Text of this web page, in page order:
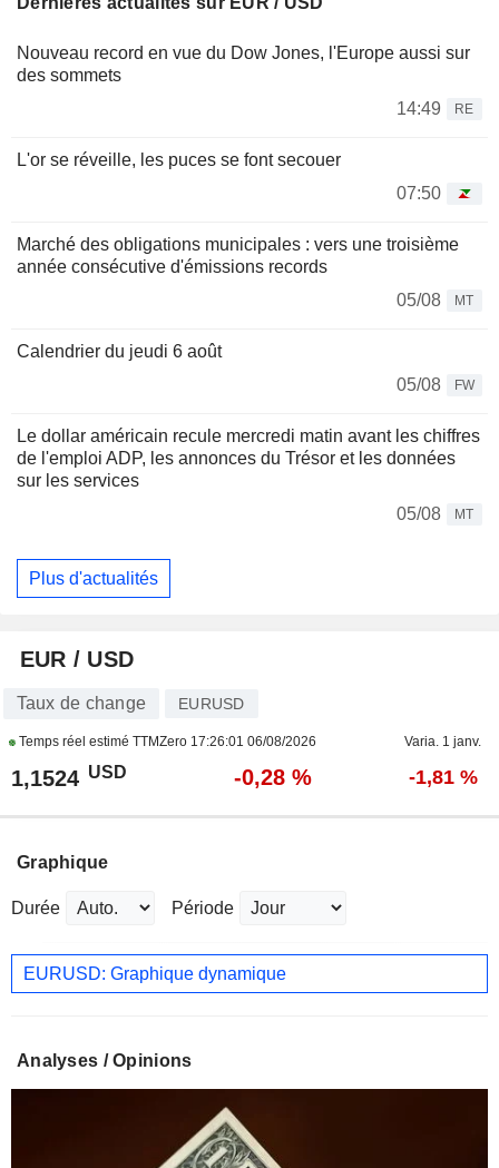
Nouveau record en vue du Dow Jones, l'Europe aussi sur
des sommets
14:49
RE
L'or se réveille, les puces se font secouer
07:50
Marché des obligations municipales : vers une troisième
année consécutive d'émissions records
05/08
MT
Calendrier du jeudi 6 août
05/08
FW
Le dollar américain recule mercredi matin avant les chiffres
de l'emploi ADP, les annonces du Trésor et les données
sur les services
05/08
MT
Plus d'actualités
EUR / USD
Taux de change EURUSD
Temps réel estimé TTMZero 17:26:01 06/08/2026 Varia. 1 janv.
1,1524 USD -0,28 % -1,81 %
Graphique
Durée Période
EURUSD: Graphique dynamique
Analyses / Opinions